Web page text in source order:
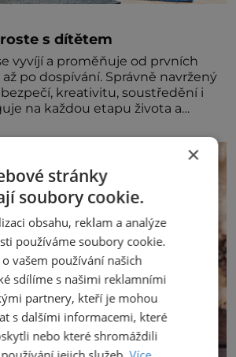
s dítětem
vyvíjí a proměňuje od prvních
po dospívání. Správně navržený
kreativitu, soustředění i
na každou etapu života a
a bezpečí, proto by pokoj
především klidně a útulně.
×
stránky
soubory cookie.
obsahu, reklam a analýze
používáme soubory cookie.
vašem používání našich
sdílíme s našimi reklamními
partnery, kteří je mohou
s dalšími informacemi, které
nebo které shromáždili